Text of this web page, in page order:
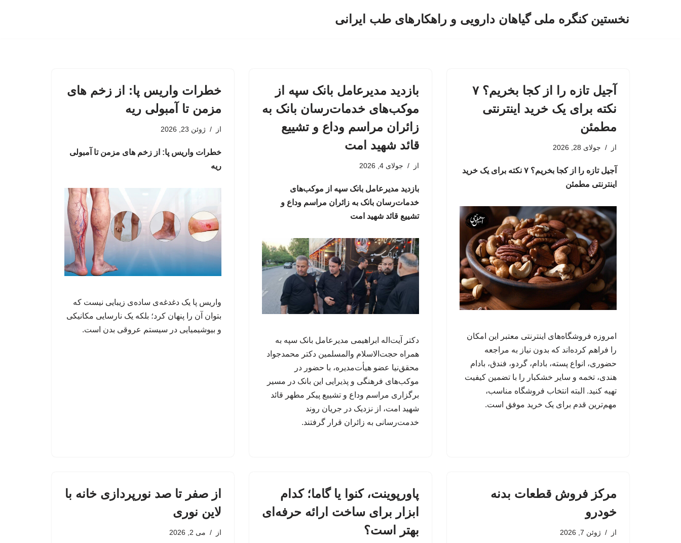
نخستین کنگره ملی گیاهان دارویی و راهکارهای طب ایرانی
آجیل تازه را از کجا بخریم؟ ۷
نکته برای یک خرید اینترنتی
مطمئن
از جولای 28, 2026
آجیل تازه را از کجا بخریم؟ ۷ نکته برای یک خرید
اینترنتی مطمئن
امروزه فروشگاه‌های اینترنتی معتبر این امکان
را فراهم کرده‌اند که بدون نیاز به مراجعه
حضوری، انواع پسته، بادام، گردو، فندق، بادام
هندی، تخمه و سایر خشکبار را با تضمین کیفیت
تهیه کنید. البته انتخاب فروشگاه مناسب،
مهم‌ترین قدم برای یک خرید موفق است.
بازدید مدیرعامل بانک سپه از
موکب‌های خدمات‌رسان بانک به
زائران مراسم وداع و تشییع
قائد شهید امت
از جولای 4, 2026
بازدید مدیرعامل بانک سپه از موکب‌های
خدمات‌رسان بانک به زائران مراسم وداع و
تشییع قائد شهید امت
دکتر آیت‌اله ابراهیمی مدیرعامل بانک سپه به
همراه حجت‌الاسلام والمسلمین دکتر محمدجواد
محقق‌نیا عضو هیأت‌مدیره، با حضور در
موکب‌های فرهنگی و پذیرایی این بانک در مسیر
برگزاری مراسم وداع و تشییع پیکر مطهر قائد
شهید امت، از نزدیک در جریان روند
خدمت‌رسانی به زائران قرار گرفتند.
خطرات واریس پا: از زخم های
مزمن تا آمبولی ریه
از ژوئن 23, 2026
خطرات واریس پا: از زخم های مزمن تا آمبولی
ریه
واریس پا یک دغدغه‌ی ساده‌ی زیبایی نیست که
بتوان آن را پنهان کرد؛ بلکه یک نارسایی مکانیکی
و بیوشیمیایی در سیستم عروقی بدن است.
مرکز فروش قطعات بدنه
خودرو
از ژوئن 7, 2026
پاورپوینت، کنوا یا گاما؛ کدام
ابزار برای ساخت ارائه حرفه‌ای
بهتر است؟
از صفر تا صد نورپردازی خانه با
لاین نوری
از می 2, 2026